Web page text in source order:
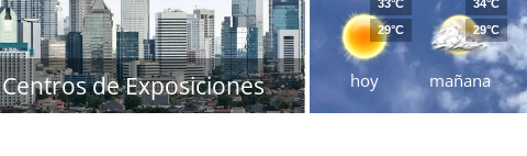
Centros de Exposiciones hoy
33°C
29°C
mañana
34°C
29°C